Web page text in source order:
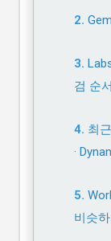
검 순서
최
·
비슷